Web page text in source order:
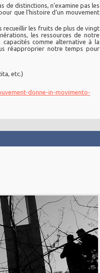
de distinctions, n’examine pas les
que l’histoire d’un mouvement
recueillir les fruits de plus de vingt
les ressources de notre
comme alternative à la
réapproprier notre temps pour
etc.)
donne-in-movimento-